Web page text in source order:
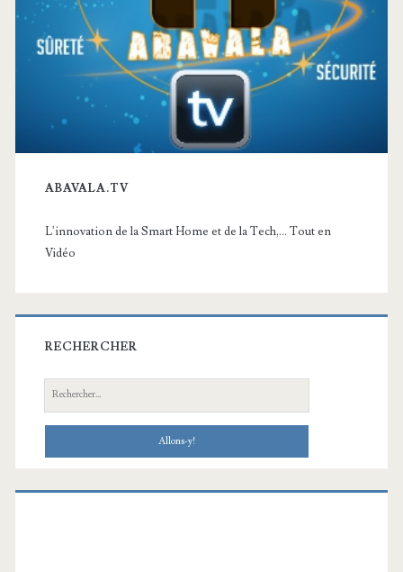
ABAVALA.TV
L'innovation de la Smart Home et de la Tech,... Tout en
Vidéo
RECHERCHER
Recherche: